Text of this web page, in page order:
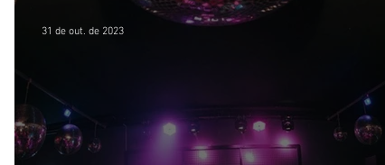
31 de out. de 2023